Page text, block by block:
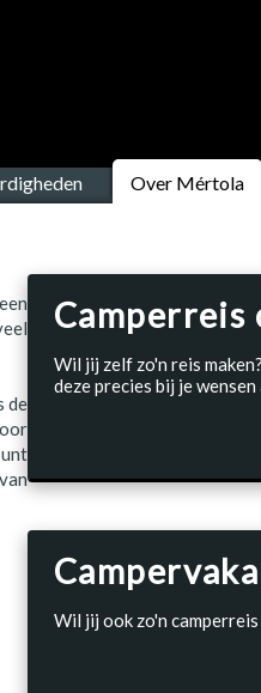
Over Mértola
de
Camperreis
Wil jij zelf zo'n reis
deze precies bij je
Wil jij ook zo'n